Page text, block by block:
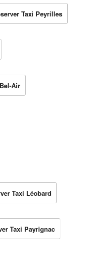
Taxi Peyrilles
Air
Taxi Léobard
Taxi Payrignac